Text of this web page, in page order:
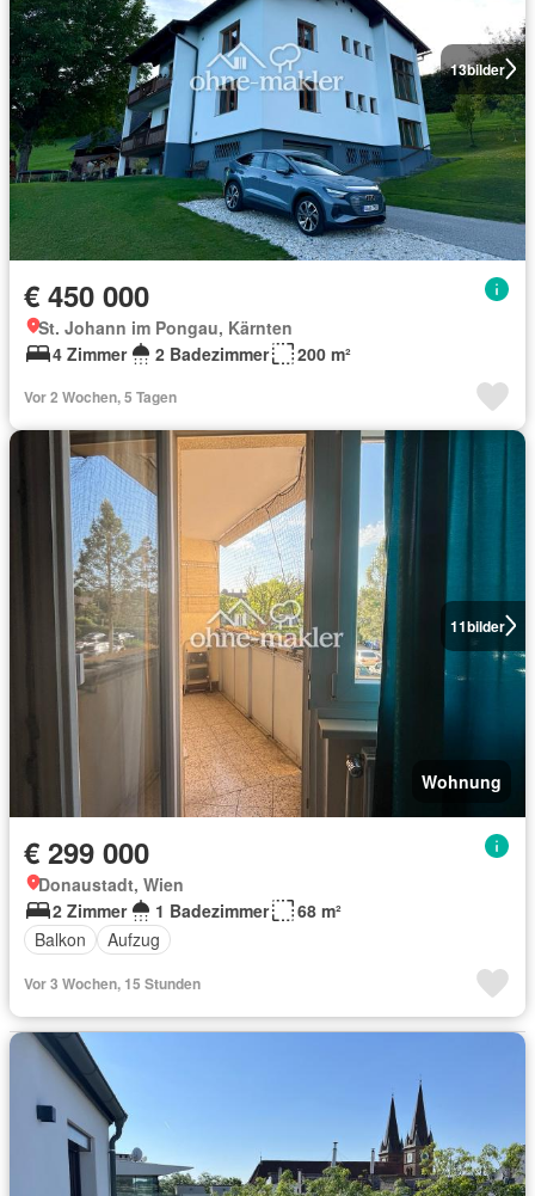
13bilder
€ 450 000
St. Johann im Pongau, Kärnten
4 Zimmer
2 Badezimmer 200 m²
Vor 2 Wochen, 5 Tagen
11bilder
Wohnung
€ 299 000
Donaustadt, Wien
2 Zimmer
1 Badezimmer
68 m²
Balkon
Aufzug
Vor 3 Wochen, 15 Stunden